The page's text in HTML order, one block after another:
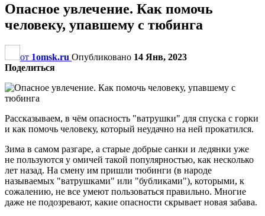
Опасное увлечение. Как помочь
человеку, упавшему с тюбинга
от 1omsk.ru Опубликовано 14 Янв, 2023
Поделиться
Рассказываем, в чём опасность "ватрушки" для спуска с горки
и как помочь человеку, который неудачно на ней прокатился.
Зима в самом разгаре, а старые добрые санки и ледянки уже
не пользуются у омичей такой популярностью, как несколько
лет назад. На смену им пришли тюбинги (в народе
называемых "ватрушками" или "бубликами"), которыми, к
сожалению, не все умеют пользоваться правильно. Многие
даже не подозревают, какие опасности скрывает новая забава.